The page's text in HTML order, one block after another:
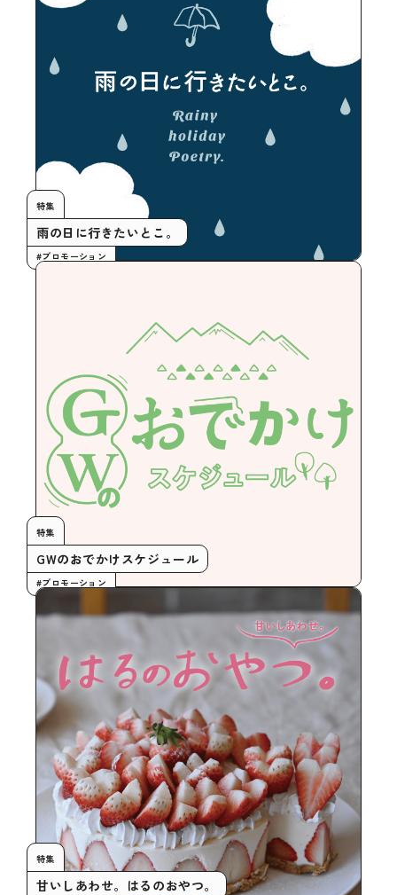
特集
雨の日に行きたいとこ。
#プロモーション
特集
GWのおでかけスケジュール
#プロモーション
特集
甘いしあわせ。はるのおやつ。